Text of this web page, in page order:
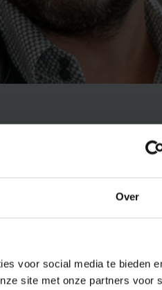
Over
voor social media te bieden
site met onze partners voor
zoals het klimaat en migratie
Het is dan ook koffiedik kijken